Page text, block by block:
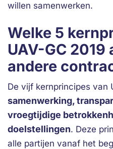
willen samenwerken.
Welke 5
UAV-GC 2019
andere
De vijf kernprincipes van
samenwerking,
vroegtijdige
doelstellingen. Deze
alle partijen vanaf het